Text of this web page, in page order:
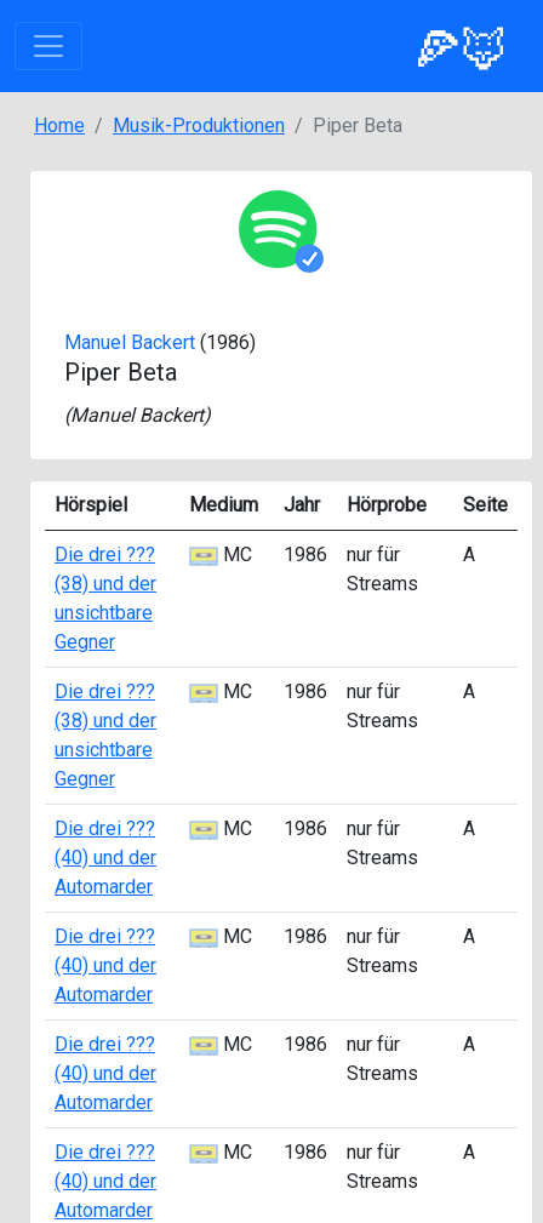
🍕🦊
Home Musik-Produktionen Piper Beta
Manuel Backert (1986)
Piper Beta
(Manuel Backert)
Hörspiel Medium Jahr Hörprobe Seite
Die drei ???
(38) und der
unsichtbare
Gegner
MC 1986
nur für
Streams
A
Die drei ???
(38) und der
unsichtbare
Gegner
MC 1986
nur für
Streams
A
Die drei ???
(40) und der
Automarder
MC 1986
nur für
Streams
A
Die drei ???
(40) und der
Automarder
MC 1986
nur für
Streams
A
Die drei ???
(40) und der
Automarder
MC 1986
nur für
Streams
A
Die drei ???
(40) und der
Automarder
MC 1986
nur für
Streams
A